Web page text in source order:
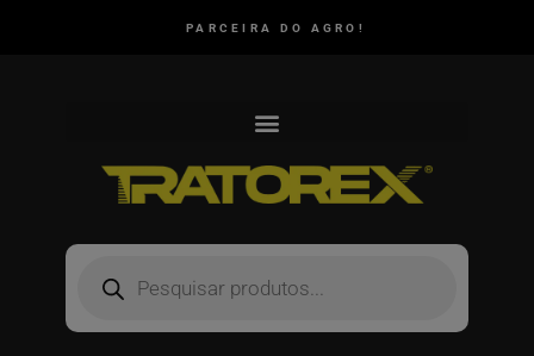
PARCEIRA DO AGRO!